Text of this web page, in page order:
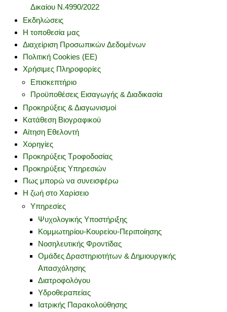
Δικαίου Ν.4990/2022
Εκδηλώσεις
Η τοποθεσία μας
Διαχείριση Προσωπικών Δεδομένων
Πολιτική Cookies (ΕΕ)
Χρήσιμες Πληροφορίες
Επισκεπτήριο
Προϋποθέσεις Εισαγωγής & Διαδικασία
Προκηρύξεις & Διαγωνισμοί
Κατάθεση Βιογραφικού
Αίτηση Εθελοντή
Χορηγίες
Προκηρύξεις Τροφοδοσίας
Προκηρύξεις Υπηρεσιών
Πως μπορώ να συνεισφέρω
Η ζωή στο Χαρίσειο
Υπηρεσίες
Ψυχολογικής Υποστήριξης
Κομμωτηρίου-Κουρείου-Περιποίησης
Νοσηλευτικής Φροντίδας
Ομάδες Δραστηριοτήτων & Δημιουργικής
Απασχόλησης
Διατροφολόγου
Υδροθεραπείας
Ιατρικής Παρακολούθησης